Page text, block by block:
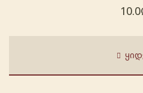
10.0